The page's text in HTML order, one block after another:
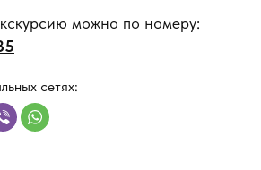
можно по номеру:
сетях: